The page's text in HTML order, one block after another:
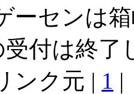
ーセンは
付は終了
ンク元 | 1 |